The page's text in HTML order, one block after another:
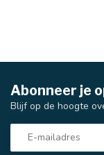
Abonneer je
Blijf op de hoogte